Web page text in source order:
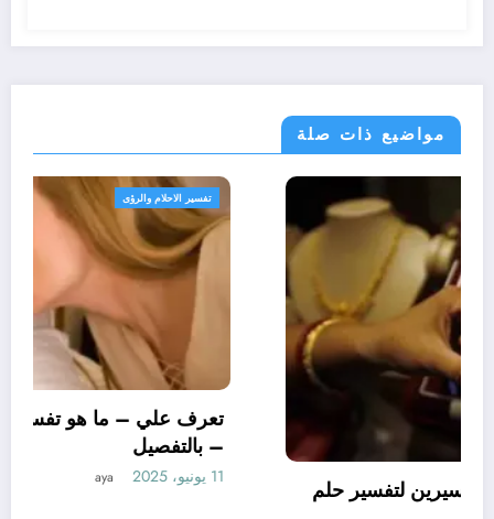
مواضيع ذات صلة
تفسير الاحلام والرؤى
تعرف علي – ما هو تأويل ابن سيرين لتفسير حلم